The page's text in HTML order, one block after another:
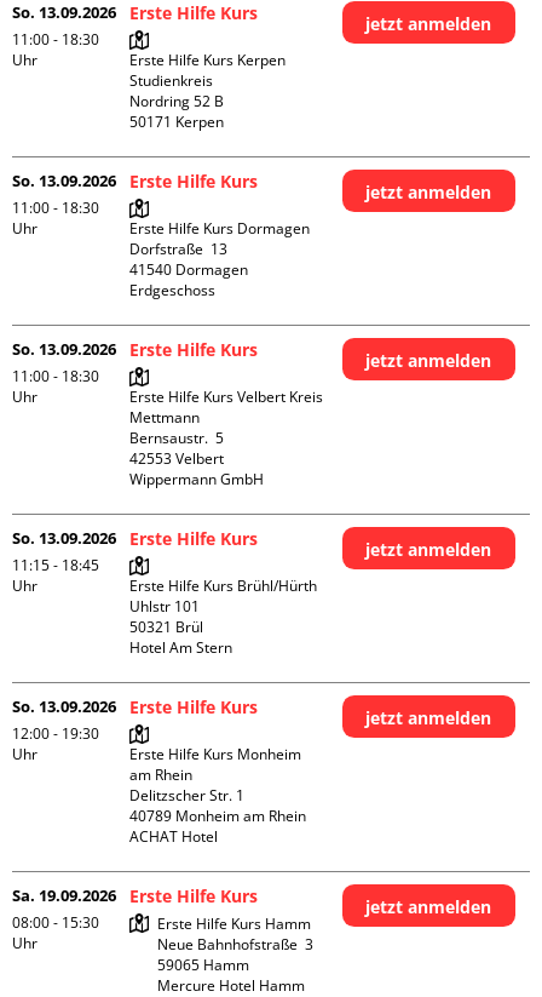
So. 13.09.2026
11:00 - 18:30
Uhr
Erste Hilfe Kurs
Erste Hilfe Kurs Kerpen
Studienkreis
Nordring 52 B
jetzt anmelden
So. 13.09.2026
11:00 - 18:30
Uhr
Erste Hilfe Kurs
Erste Hilfe Kurs Dormagen
Dorfstraße  13
41540 Dormagen
Erdgeschoss
jetzt anmelden
So. 13.09.2026
11:00 - 18:30
Uhr
Erste Hilfe Kurs
Erste Hilfe Kurs Velbert Kreis
Mettmann
Bernsaustr.  5
42553 Velbert
Wippermann GmbH
jetzt anmelden
So. 13.09.2026
11:15 - 18:45
Uhr
Erste Hilfe Kurs
Erste Hilfe Kurs Brühl/Hürth
Uhlstr 101
50321 Brül
Hotel Am Stern
jetzt anmelden
So. 13.09.2026
12:00 - 19:30
Uhr
Erste Hilfe Kurs
Erste Hilfe Kurs Monheim
am Rhein
Delitzscher Str. 1
40789 Monheim am Rhein
ACHAT Hotel
jetzt anmelden
Sa. 19.09.2026
08:00 - 15:30
Uhr
Erste Hilfe Kurs
Erste Hilfe Kurs Hamm
Neue Bahnhofstraße  3
59065 Hamm
Mercure Hotel Hamm
jetzt anmelden